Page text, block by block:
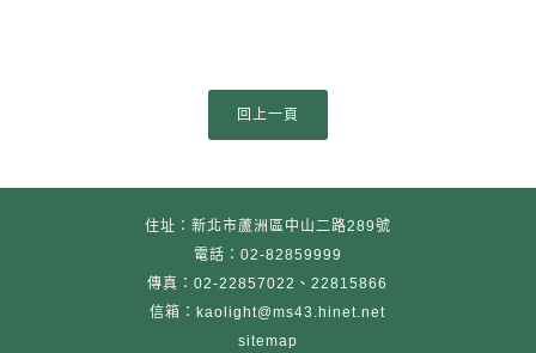
住址：新北市蘆洲區中山二路289號
電話：02-82859999
傳真：02-22857022、22815866
信箱：kaolight@ms43.hinet.net
sitemap